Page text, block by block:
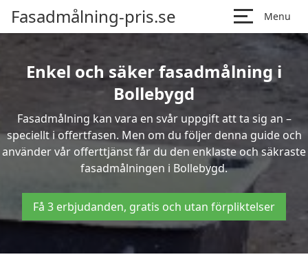
Fasadmålning-pris.se Menu
Enkel och säker fasadmålning i
Bollebygd
Fasadmålning kan vara en svår uppgift att ta sig an –
speciellt i offertfasen. Men om du följer denna guide och
använder vår offerttjänst får du den enklaste och säkraste
fasadmålningen i Bollebygd.
Få 3 erbjudanden, gratis och utan förpliktelser